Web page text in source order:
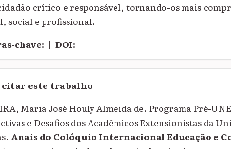
crítico e responsável, tornando-os mais
social e profissional.
| DOI:
citar este trabalho
Maria José Houly Almeida de. Programa Pré-
e Desafios dos Acadêmicos Extensionistas da
Anais do Colóquio Internacional Educação e